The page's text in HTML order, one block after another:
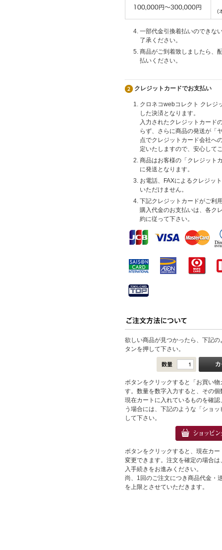
一部代金引換着払いのできな
了承ください。
商品がご到着致しましたら、
払いください。
クレジットカードでお支払い
クロネコwebコレクト クレジ
した決済となります。
入力されたクレジットカード
らず、さらに商品の発送が「
点でクレジットカード会社へ
定いたしますので、安心して
商品はお客様の「クレジット
に発送となります。
お電話、FAXによるクレジッ
いただけません。
下記クレジットカードがご利
購入代金のお支払いは、各ク
約に従って下さい。
欲しい商品が見つかったら、下記
タンを押して下さい。
ボタンをクリックすると「お買い
す。数量を数字入力すると、その
現在カートに入れているものを確
う場合には、下記のような「ショ
して下さい。
ボタンをクリックすると、現在カ
変更できます。注文を確定の場合
入手続きをお進みください。
尚、1回のご注文につき商品代金・
を上限とさせていただきます。